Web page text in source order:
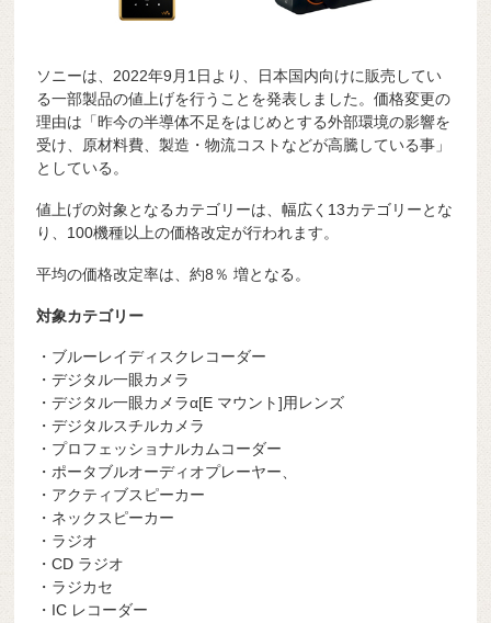
ソニーは、2022年9月1日より、日本国内向けに販売してい
る一部製品の値上げを行うことを発表しました。価格変更の
理由は「昨今の半導体不足をはじめとする外部環境の影響を
受け、原材料費、製造・物流コストなどが高騰している事」
としている。
値上げの対象となるカテゴリーは、幅広く13カテゴリーとな
り、100機種以上の価格改定が行われます。
平均の価格改定率は、約8％ 増となる。
対象カテゴリー
・ブルーレイディスクレコーダー
・デジタル一眼カメラ
・デジタル一眼カメラα[E マウント]用レンズ
・デジタルスチルカメラ
・プロフェッショナルカムコーダー
・ポータブルオーディオプレーヤー、
・アクティブスピーカー
・ネックスピーカー
・ラジオ
・CD ラジオ
・ラジカセ
・IC レコーダー